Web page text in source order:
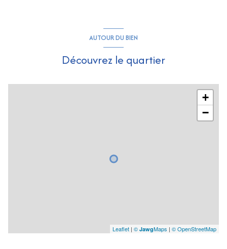
AUTOUR DU BIEN
Découvrez le quartier
+
−
Leaflet | © JawgMaps | © OpenStreetMap